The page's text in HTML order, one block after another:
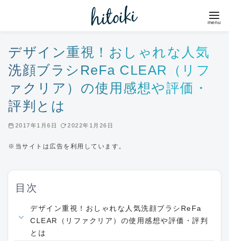
動
デザイン重視！おしゃれな人気
洗顔ブラシReFa CLEAR（リフ
ァクリア）の使用感想や評価・
評判とは
2017年1月6日 2022年1月26日
※当サイトは広告を利用しています。
目次
デザイン重視！おしゃれな人気洗顔ブラシReFa
CLEAR（リファクリア）の使用感想や評価・評判
とは